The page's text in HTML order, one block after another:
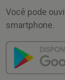
Você pode
smartphone.